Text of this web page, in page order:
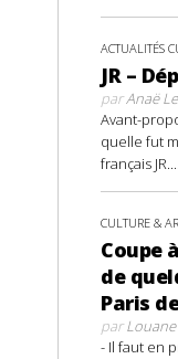
ACTUALITÉS
JR –
parAnaë
Avant-
quelle fut
français JR....
CULTURE &
Coupe
de
Paris
par
- Il faut en